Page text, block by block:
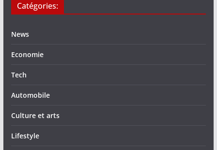
Catégories:
News
Economie
Tech
Automobile
Culture et arts
Lifestyle